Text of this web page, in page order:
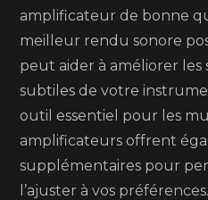
amplificateur de bonne
meilleur rendu sonore
peut aider à améliorer les
subtiles de votre
outil essentiel pour les
amplificateurs offrent
supplémentaires pour
l’ajuster à vos